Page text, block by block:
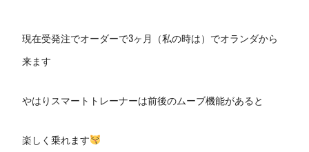
現在受発注でオーダーで3ヶ月（私の時は）でオランダから
来ます
やはりスマートトレーナーは前後のムーブ機能があると
楽しく乗れます